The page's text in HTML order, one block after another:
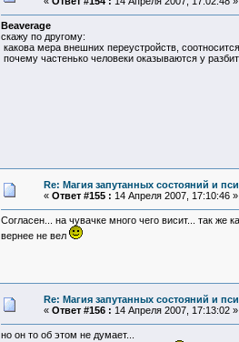
Beaverage
скажу по другому:
какова мера внешних переустройств,
почему частенько человеки оказываются у
Re: Магия запутанных состояний и
« Ответ #155 : 14 Апреля 2007, 17:10:46 »
Согласен... на чувачке много чего висит... так
вернее не вел
Re: Магия запутанных состояний и
« Ответ #156 : 14 Апреля 2007, 17:13:02 »
но он то об этом не думает...